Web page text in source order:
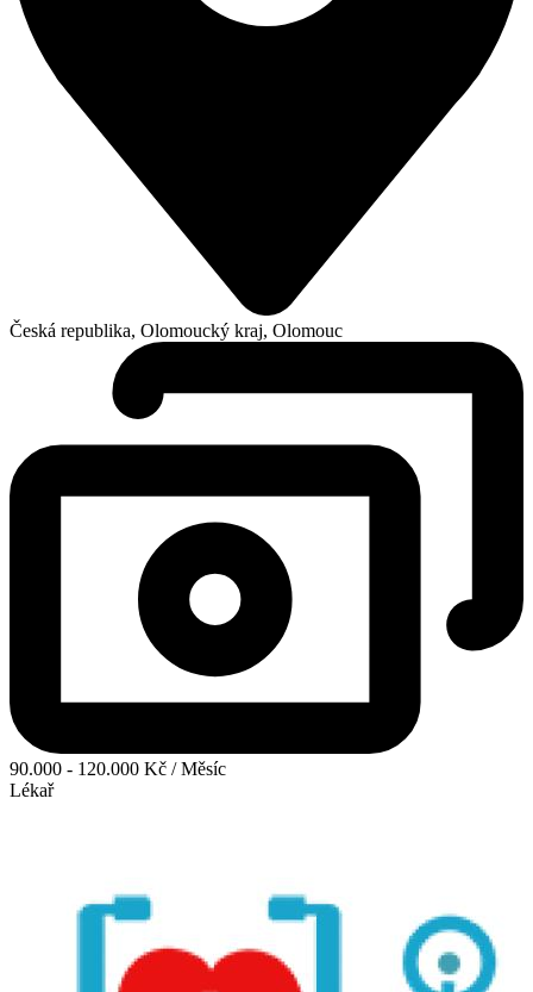
Česká republika, Olomoucký kraj, Olomouc
90.000 - 120.000 Kč / Měsíc
Lékař